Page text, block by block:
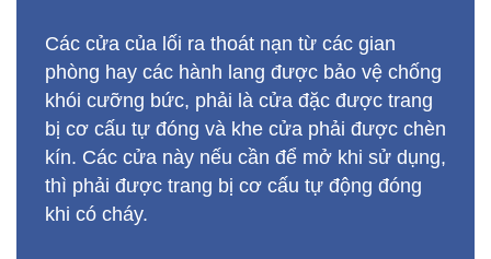
Các cửa của lối ra thoát nạn từ các gian
phòng hay các hành lang được bảo vệ chống
khói cưỡng bức, phải là cửa đặc được trang
bị cơ cấu tự đóng và khe cửa phải được chèn
kín. Các cửa này nếu cần để mở khi sử dụng,
thì phải được trang bị cơ cấu tự động đóng
khi có cháy.